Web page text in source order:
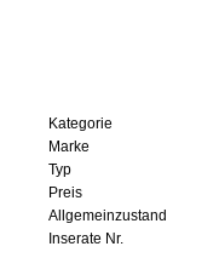
Kategorie
Marke
Typ
Preis
Allgemeinzustand
Inserate Nr.